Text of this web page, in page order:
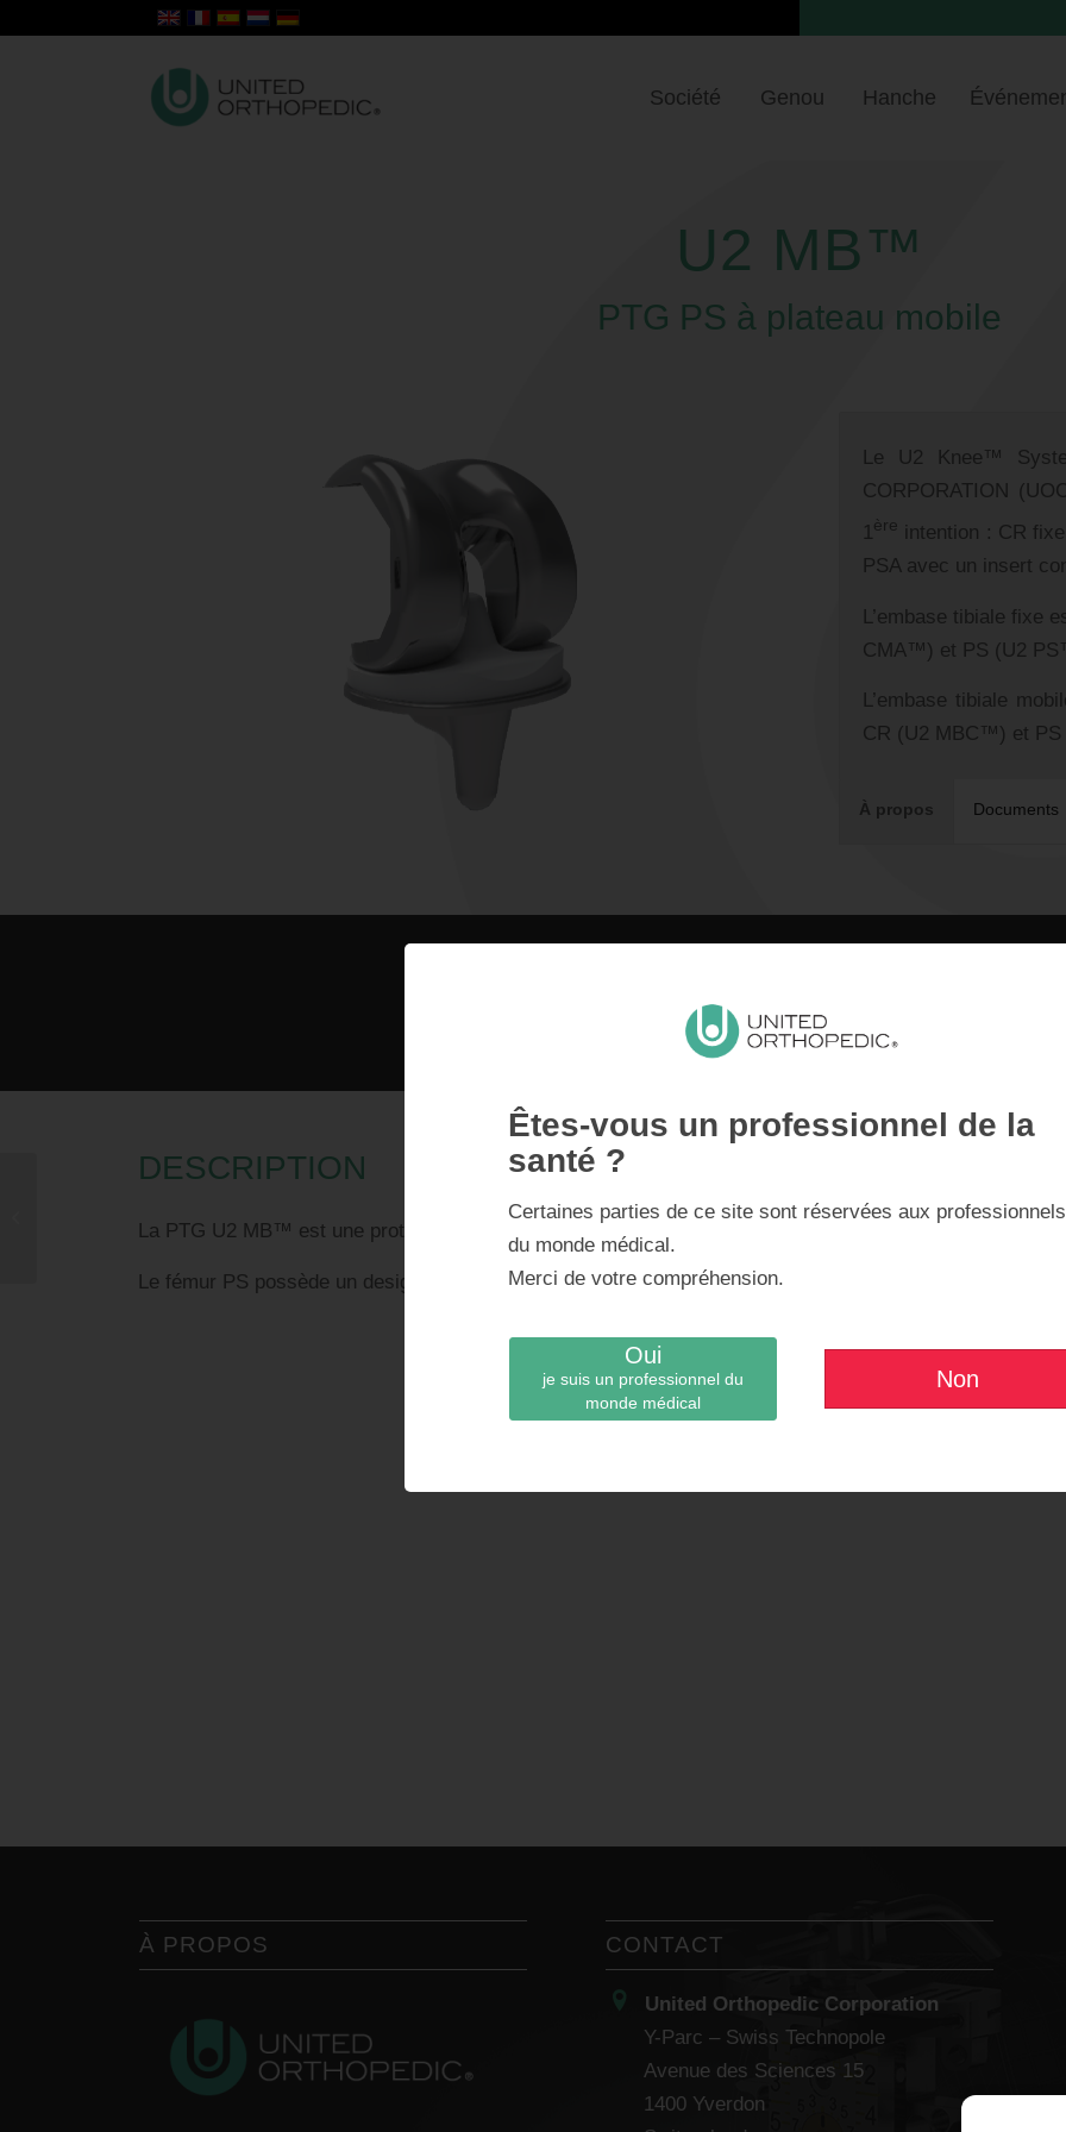
Êtes-vous un professionnel de la
santé ?
Certaines parties de ce site sont réservées aux professionnels
du monde médical.
Merci de votre compréhension.
Oui
je suis un professionnel du
monde médical
Non
Société Genou Hanche
U2 MB™
PTG PS à plateau mobile
À propos Documents
Le U2 Knee™
CORPORATION
1ère
intention : CR
PSA avec un insert
L’embase tibiale fixe
CMA™) et PS (U2
L’embase tibiale
CR (U2 MBC™) et
FÉMUR PS
ROTATOIRE
DESCRIPTION
La PTG U2 MB™ est une prothèse fémorale Postéro-Stabilisée à plateau rotatoire avec un insert PS
Le fémur PS possède un design multi rayons avec une gorge trochléenne «patella friendly » favorisant
À PROPOS CONTACT
United Orthopedic Corporation
Y-Parc – Swiss Technopole
Avenue des Sciences 15
1400 Yverdon